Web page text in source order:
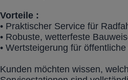
Vorteile :
• Praktischer Service für
• Robuste, wetterfeste
• Wertsteigerung für
Kunden möchten wissen,